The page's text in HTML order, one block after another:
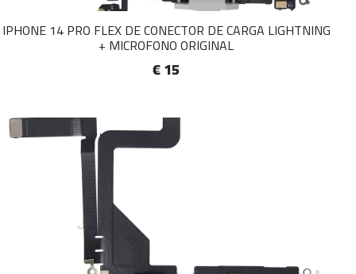
IPHONE 14 PRO FLEX DE CONECTOR DE CARGA LIGHTNING
+ MICROFONO ORIGINAL
€ 15